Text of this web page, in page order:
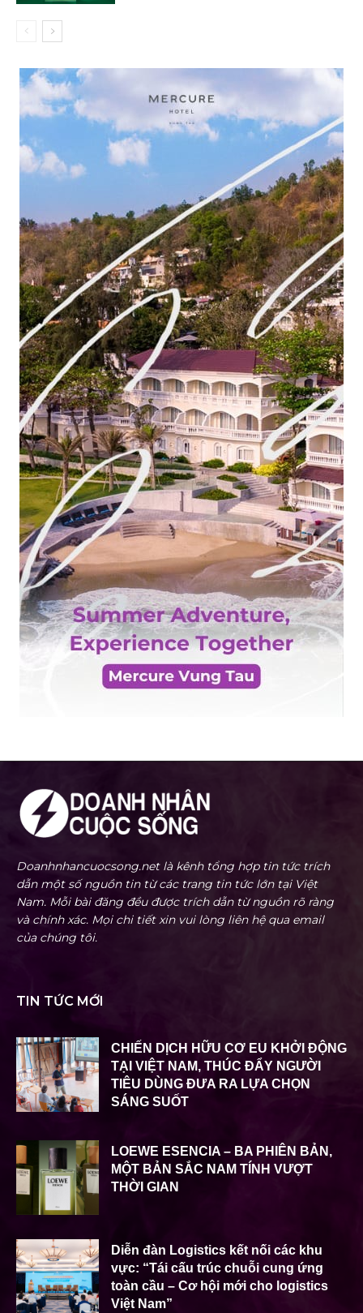
Doanhnhancuocsong.net là kênh tổng hợp tin tức trích
dẫn một số nguồn tin từ các trang tin tức lớn tại Việt
Nam. Mỗi bài đăng đều được trích dẫn từ nguồn rõ ràng
và chính xác. Mọi chi tiết xin vui lòng liên hệ qua email
của chúng tôi.
TIN TỨC MỚI
CHIẾN DỊCH HỮU CƠ EU KHỞI ĐỘNG
TẠI VIỆT NAM, THÚC ĐẨY NGƯỜI
TIÊU DÙNG ĐƯA RA LỰA CHỌN
SÁNG SUỐT
LOEWE ESENCIA – BA PHIÊN BẢN,
MỘT BẢN SẮC NAM TÍNH VƯỢT
THỜI GIAN
Diễn đàn Logistics kết nối các khu
vực: “Tái cấu trúc chuỗi cung ứng
toàn cầu – Cơ hội mới cho logistics
Việt Nam”